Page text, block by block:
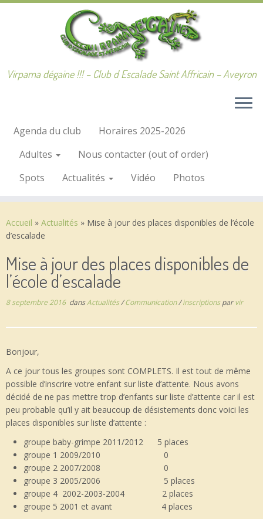
Passer
Virpama dégaine !!! – Club d Escalade Saint Affricain – Aveyron
Agenda du club
Horaires 2025-2026
Adultes
Nous contacter (out of order)
Spots
Actualités Vidéo Photos
Accueil » Actualités » Mise à jour des places disponibles de l’école
d’escalade
Mise à jour des places disponibles de
l’école d’escalade
8 septembre 2016dansActualités/Communication/inscriptions parvir
Bonjour,
A ce jour tous les groupes sont COMPLETS. Il est tout de même
possible d’inscrire votre enfant sur liste d’attente. Nous avons
décidé de ne pas mettre trop d’enfants sur liste d’attente car il est
peu probable qu’il y ait beaucoup de désistements donc voici les
places disponibles sur liste d’attente :
groupe baby-grimpe 2011/2012 5 places
groupe 1 2009/2010 0
groupe 2 2007/2008 0
groupe 3 2005/2006 5 places
groupe 4 2002-2003-2004 2 places
groupe 5 2001 et avant 4 places